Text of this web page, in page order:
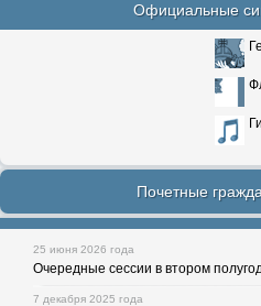
Официальные
Почетные
25 июня 2026 года
Очередные сессии в втором
7 декабря 2025 года